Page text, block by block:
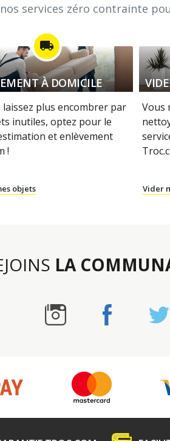
services zéro contrainte
local_shipping
À DOMICILE
laissez plus encombrer par
inutiles, optez pour le
et enlèvement
!
objets
Vous
Vider
LA